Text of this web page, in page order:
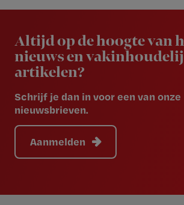
Altijd op de hoogte van
nieuws en
artikelen?
Schrijf je dan in voor een van onze
nieuwsbrieven.
Aanmelden